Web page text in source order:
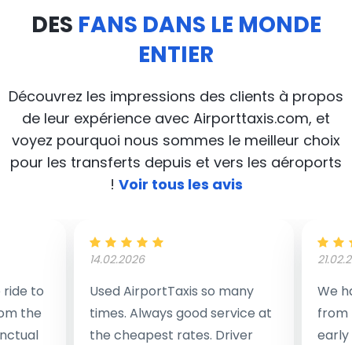
DES FANS DANS LE MONDE
ENTIER
Découvrez les impressions des clients à propos
de leur expérience avec Airporttaxis.com, et
voyez pourquoi nous sommes le meilleur choix
pour les transferts depuis et vers les aéroports
! Voir tous les avis
to
the
14.02.2026
Used AirportTaxis so many
times. Always good service at
the cheapest rates. Driver
We
from
early